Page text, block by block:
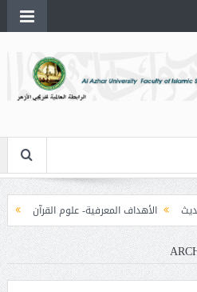
الأهداف المعرفية- علوم القرآن أهداف مقرر –